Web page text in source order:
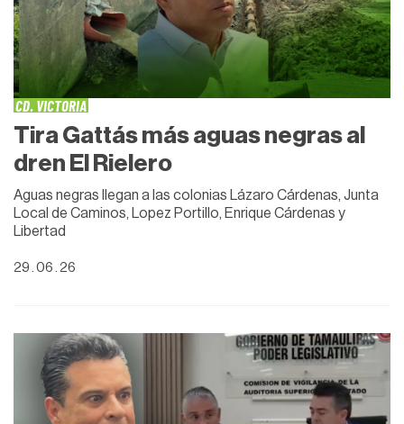
CD. VICTORIA
Tira Gattás más aguas negras al
dren El Rielero
Aguas negras llegan a las colonias Lázaro Cárdenas, Junta
Local de Caminos, Lopez Portillo, Enrique Cárdenas y
Libertad
29 . 06 . 26